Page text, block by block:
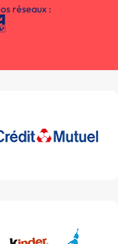
réseaux :